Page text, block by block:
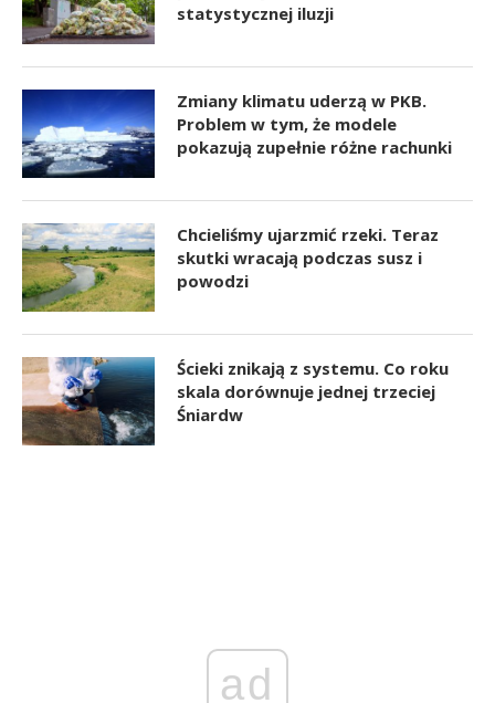
statystycznej iluzji
Zmiany klimatu uderzą w PKB.
Problem w tym, że modele
pokazują zupełnie różne rachunki
Chcieliśmy ujarzmić rzeki. Teraz
skutki wracają podczas susz i
powodzi
Ścieki znikają z systemu. Co roku
skala dorównuje jednej trzeciej
Śniardw
ad